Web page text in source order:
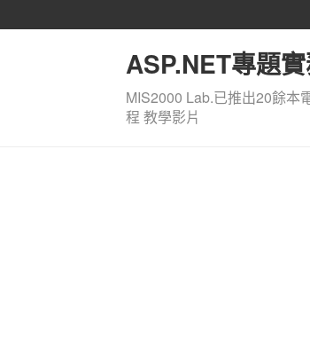
ASP.NET專題
MIS2000 Lab.已推出20餘本
程 教學影片